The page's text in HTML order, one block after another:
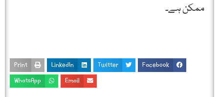
ممکن ہے۔
Facebook
Twitter
LinkedIn
Print
Email
WhatsApp